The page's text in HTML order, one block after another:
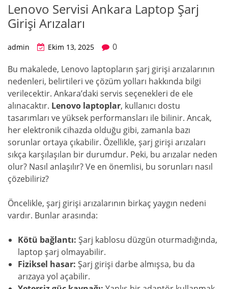
Lenovo Servisi Ankara Laptop Şarj
Girişi Arızaları
admin Ekim 13, 2025
0
Bu makalede, Lenovo laptopların şarj girişi arızalarının
nedenleri, belirtileri ve çözüm yolları hakkında bilgi
verilecektir. Ankara’daki servis seçenekleri de ele
alınacaktır. Lenovo laptoplar, kullanıcı dostu
tasarımları ve yüksek performansları ile bilinir. Ancak,
her elektronik cihazda olduğu gibi, zamanla bazı
sorunlar ortaya çıkabilir. Özellikle, şarj girişi arızaları
sıkça karşılaşılan bir durumdur. Peki, bu arızalar neden
olur? Nasıl anlaşılır? Ve en önemlisi, bu sorunları nasıl
çözebiliriz?
Öncelikle, şarj girişi arızalarının birkaç yaygın nedeni
vardır. Bunlar arasında:
Kötü bağlantı: Şarj kablosu düzgün oturmadığında,
laptop şarj olmayabilir.
Fiziksel hasar: Şarj girişi darbe almışsa, bu da
arızaya yol açabilir.